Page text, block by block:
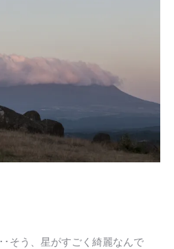
そう、星がすごく綺麗なんで